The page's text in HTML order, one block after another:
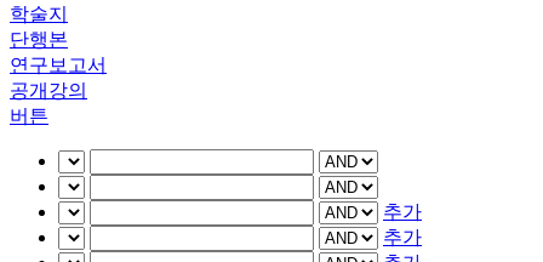
학술지
단행본
연구보고서
공개강의
버튼
추가
추가